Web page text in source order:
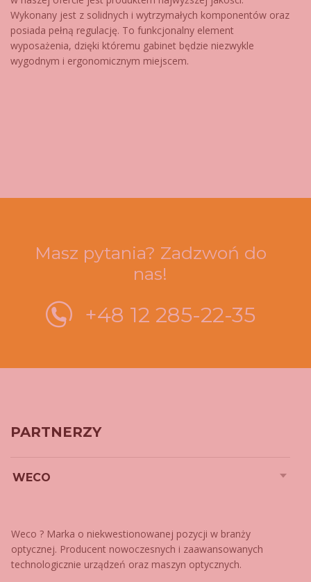
Wykonany jest z solidnych i wytrzymałych komponentów oraz
posiada pełną regulację. To funkcjonalny element
wyposażenia, dzięki któremu gabinet będzie niezwykle
wygodnym i ergonomicznym miejscem.
Masz pytania? Zadzwoń do
nas!
+48 12 285-22-35
PARTNERZY
WECO
Weco ? Marka o niekwestionowanej pozycji w branży
optycznej. Producent nowoczesnych i zaawansowanych
technologicznie urządzeń oraz maszyn optycznych.